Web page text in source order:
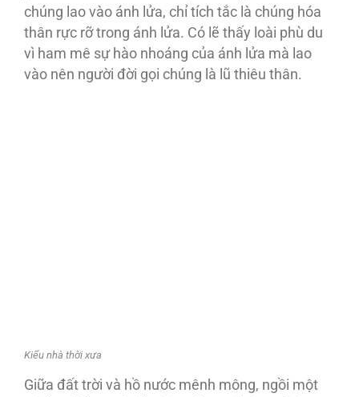
chúng lao vào ánh lửa, chỉ tích tắc là chúng hóa
thân rực rỡ trong ánh lửa. Có lẽ thấy loài phù du
vì ham mê sự hào nhoáng của ánh lửa mà lao
vào nên người đời gọi chúng là lũ thiêu thân.
Kiểu nhà thời xưa
Giữa đất trời và hồ nước mênh mông, ngồi một